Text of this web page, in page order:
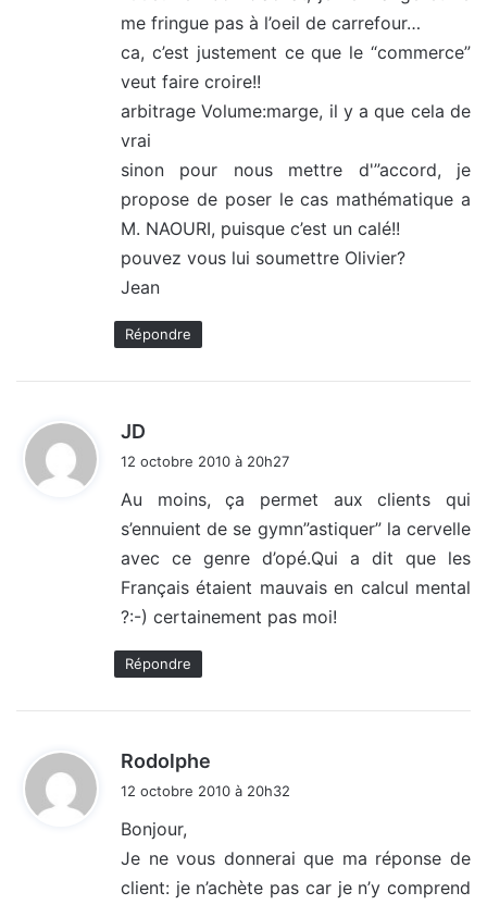
me fringue pas à l’oeil de carrefour…
ca, c’est justement ce que le “commerce”
veut faire croire!!
arbitrage Volume:marge, il y a que cela de
vrai
sinon pour nous mettre d'”accord, je
propose de poser le cas mathématique a
M. NAOURI, puisque c’est un calé!!
pouvez vous lui soumettre Olivier?
Jean
Répondre
JD
:
12 octobre 2010 à 20h27
Au moins, ça permet aux clients qui
s’ennuient de se gymn”astiquer” la cervelle
avec ce genre d’opé.Qui a dit que les
Français étaient mauvais en calcul mental
?:-) certainement pas moi!
Répondre
Rodolphe
i
:
12 octobre 2010 à 20h32
Bonjour,
Je ne vous donnerai que ma réponse de
client: je n’achète pas car je n’y comprend